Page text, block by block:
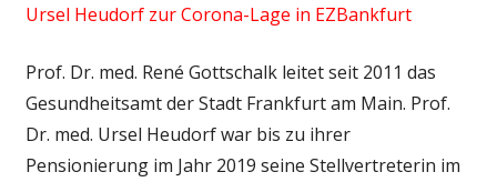
Wissenschaft
Ursel Heudorf zur Corona-Lage in EZBankfurt
Prof. Dr. med. René Gottschalk leitet seit 2011 das
Gesundheitsamt der Stadt Frankfurt am Main. Prof.
Dr. med. Ursel Heudorf war bis zu ihrer
Pensionierung im Jahr 2019 seine Stellvertreterin im